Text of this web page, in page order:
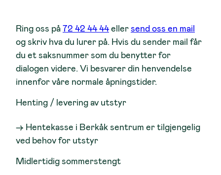
Ring oss på72 42 44 44ellersend oss en mail
og skriv hva du lurer på. Hvis du sender mail får
du et saksnummer som du benytter for
dialogen videre. Vi besvarer din henvendelse
innenfor våre normale åpningstider.
Henting / levering av utstyr
→ Hentekasse i Berkåk sentrum er tilgjengelig
ved behov for utstyr
Midlertidig sommerstengt